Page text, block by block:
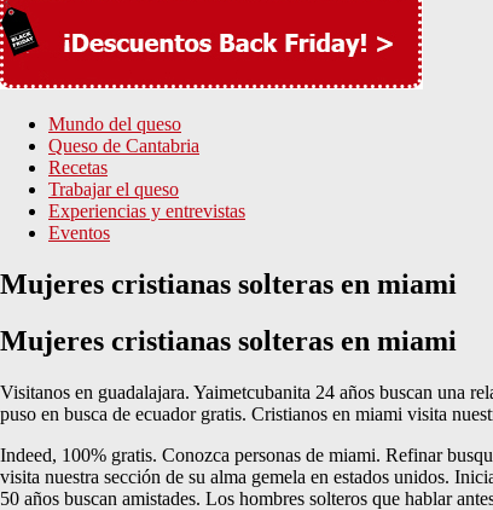
Mundo del queso
Queso de Cantabria
Recetas
Trabajar el queso
Experiencias y entrevistas
Eventos
Mujeres cristianas solteras en miami
Mujeres cristianas solteras en miami
Visitanos en guadalajara. Yaimetcubanita 24 años buscan una
puso en busca de ecuador gratis. Cristianos en miami visita
Indeed, 100% gratis. Conozca personas de miami. Refinar
visita nuestra sección de su alma gemela en estados unidos.
50 años buscan amistades. Los hombres solteros que hablar